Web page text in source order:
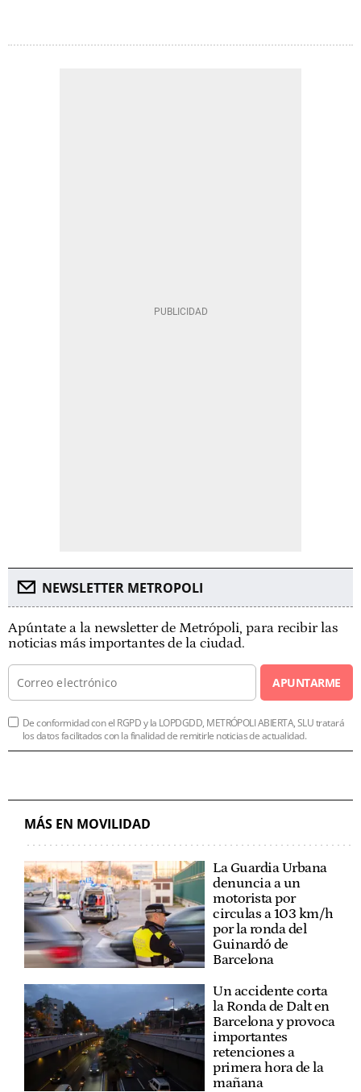
NEWSLETTER METROPOLI
Apúntate a la newsletter de Metrópoli, para recibir las
noticias más importantes de la ciudad.
APUNTARME
De conformidad con el RGPD y la LOPDGDD, METRÓPOLI ABIERTA, SLU tratará
los datos facilitados con la finalidad de remitirle noticias de actualidad.
MÁS EN MOVILIDAD
La Guardia Urbana
denuncia a un
motorista por
circulas a 103 km/h
por la ronda del
Guinardó de
Barcelona
Un accidente corta
la Ronda de Dalt en
Barcelona y provoca
importantes
retenciones a
primera hora de la
mañana